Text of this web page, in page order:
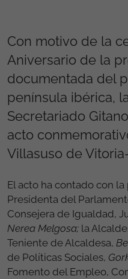
Con motivo de la
Aniversario de la
documentada del
península ibérica,
Secretariado
acto
Villasuso de
El acto ha contado con
Presidenta del
Consejera de Igualdad,
Nerea Melgosa; la
Teniente de Alcaldesa,
de Políticas Sociales,
Fomento del Empleo,